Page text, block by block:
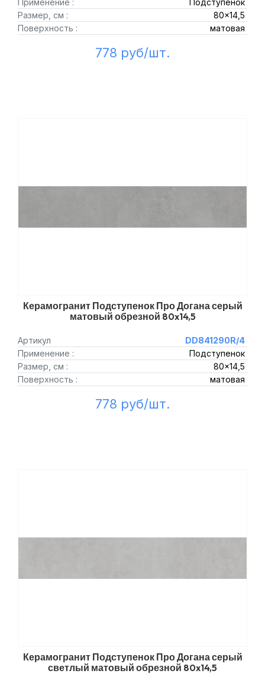
Применение :
Подступенок
Размер, см :
80x14,5
Поверхность :
матовая
778 руб/шт.
Керамогранит Подступенок Про Догана серый
матовый обрезной 80x14,5
Артикул
DD841290R/4
Применение :
Подступенок
Размер, см :
80x14,5
Поверхность :
матовая
778 руб/шт.
Керамогранит Подступенок Про Догана серый
светлый матовый обрезной 80x14,5